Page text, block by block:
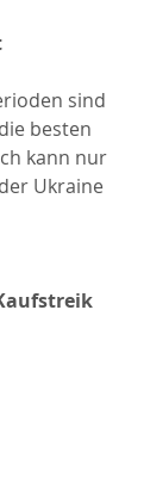
sind
besten
kann nur
Ukraine